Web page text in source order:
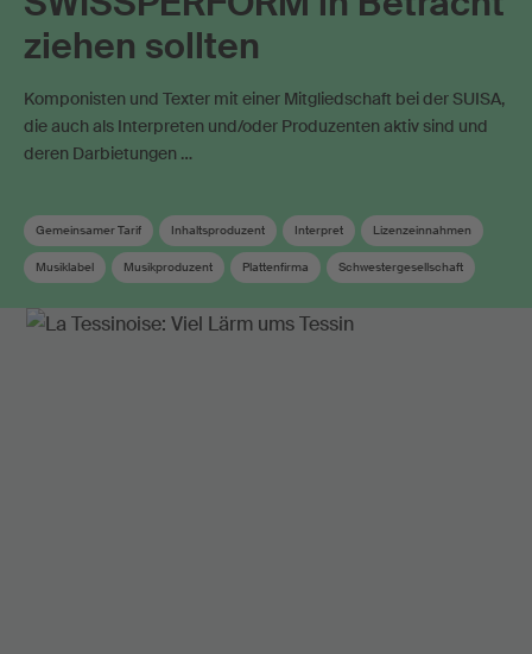
ziehen sollten
Komponisten und Texter mit einer Mitgliedschaft bei der SUISA,
die auch als Interpreten und/oder Produzenten aktiv sind und
deren Darbietungen …
Gemeinsamer Tarif Inhaltsproduzent Interpret Lizenzeinnahmen
Musiklabel Musikproduzent Plattenfirma Schwestergesellschaft